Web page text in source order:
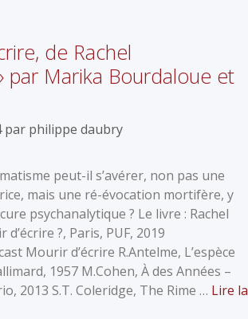
de Rachel
par Marika Bourdaloue et
par philippe daubry
peut-il s’avérer, non pas une
mais une ré-évocation mortifère, y
psychanalytique ? Le livre : Rachel
?, Paris, PUF, 2019
Mourir d’écrire R.Antelme, L’espèce
1957 M.Cohen, À des Années –
2013 S.T. Coleridge, The Rime … Lire la